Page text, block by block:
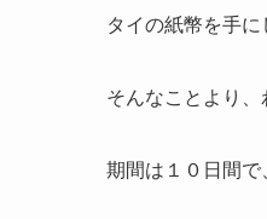
タイの紙幣を手
そんなことより、
期間は１０日間で